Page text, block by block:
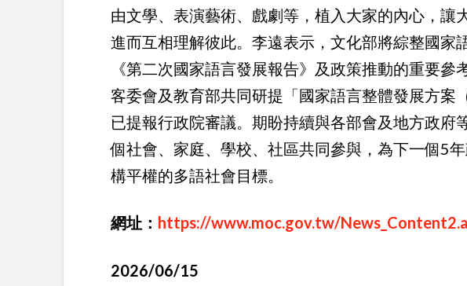
由文學、表演藝術、戲劇等，植入大家的內心，讓
進而互相理解彼此。李遠表示，文化部將綜整國家
《第二次國家語言發展報告》及政策推動的重要參
客委會及教育部共同研提「國家語言整體發展方案
已提報行政院審議。期盼持續與各部會及地方政府
個社會、家庭、學校、社區共同參與，為下一個5
構平權的多語社會目標。
網址： https://www.moc.gov.tw/
2026/06/15